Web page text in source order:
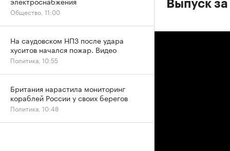
Выпуск
Общество, 11:00
На саудовском НПЗ после удара
хуситов начался пожар. Видео
Политика, 10:55
Британия нарастила мониторинг
кораблей России у своих берегов
Политика, 10:48